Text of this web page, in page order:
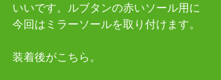
いいです。ルブタンの赤いソール用に
今回はミラーソールを取り付けます。
装着後がこちら。